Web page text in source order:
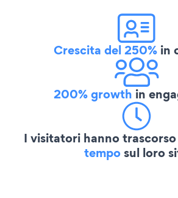
Crescita del 250% in
200% growth in
I visitatori hanno trascorso
temposul loro